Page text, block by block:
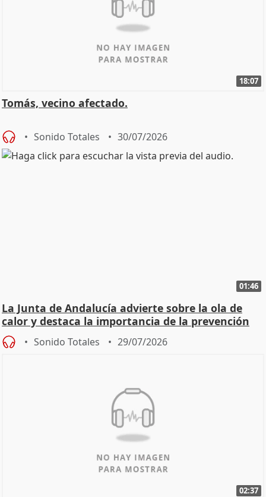
18:07
Tomás, vecino afectado.
Sonido Totales 30/07/2026
01:46
La Junta de Andalucía advierte sobre la ola de
calor y destaca la importancia de la prevención
Sonido Totales 29/07/2026
02:37